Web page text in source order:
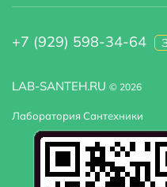
LAB-SANTEH.RU © 2026
Лаборатория Сантехники
+7 (929) 598-34-64